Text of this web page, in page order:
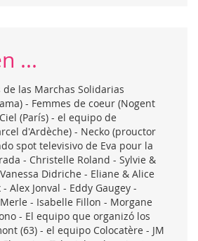
...
de las Marchas Solidarias
- Femmes de coeur (Nogent
(París) - el equipo de
d'Ardèche) - Necko (prouctor
spot televisivo de Eva pour la
- Christelle Roland - Sylvie &
Didriche - Eliane & Alice
Alex Jonval - Eddy Gaugey -
- Isabelle Fillon - Morgane
- El equipo que organizó los
(63) - el equipo Colocatère - JM